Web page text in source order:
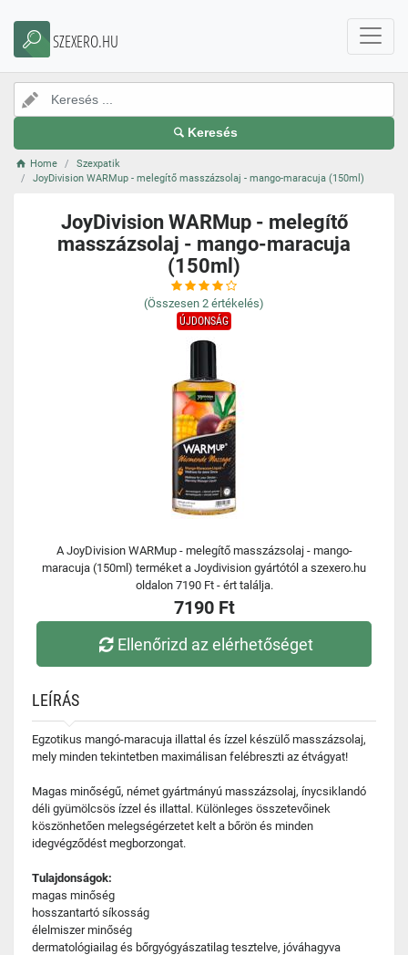
SZEXERO.HU
Keresés
Home
Szexpatik
JoyDivision WARMup - melegítő masszázsolaj - mango-maracuja (150ml)
JoyDivision WARMup - melegítő
masszázsolaj - mango-maracuja
(150ml)
(Összesen 2 értékelés)
ÚJDONSÁG
A JoyDivision WARMup - melegítő masszázsolaj - mango-
maracuja (150ml) terméket a Joydivision gyártótól a szexero.hu
oldalon 7190 Ft - ért találja.
7190 Ft
Ellenőrizd az elérhetőséget
LEÍRÁS
Egzotikus mangó-maracuja illattal és ízzel készülő masszázsolaj,
mely minden tekintetben maximálisan felébreszti az étvágyat!
Magas minőségű, német gyártmányú masszázsolaj, ínycsiklandó
déli gyümölcsös ízzel és illattal. Különleges összetevőinek
köszönhetően melegségérzetet kelt a bőrön és minden
idegvégződést megborzongat.
Tulajdonságok:
magas minőség
hosszantartó síkosság
élelmiszer minőség
dermatológiailag és bőrgyógyászatilag tesztelve, jóváhagyva